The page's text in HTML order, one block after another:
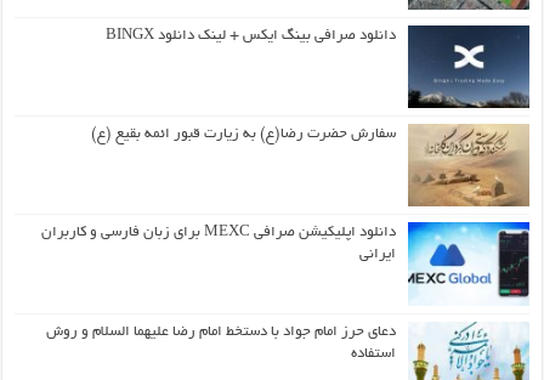
دانلود صرافی بینگ ایکس + لینک دانلود BINGX
سفارش حضرت رضا(ع) به زیارت قبور ائمه بقیع (ع)
دانلود اپلیکیشن صرافی MEXC برای زبان فارسی و کاربران
ایرانی
دعای حرز امام جواد با دستخط امام رضا علیهما السلام و روش
استفاده